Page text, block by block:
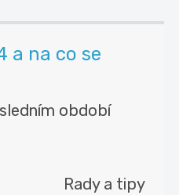
a na co se
období
Rady a tipy